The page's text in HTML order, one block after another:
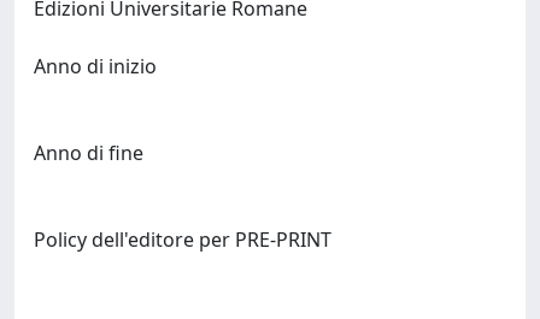
Anno di inizio
Anno di fine
Policy dell'editore per PRE-PRINT